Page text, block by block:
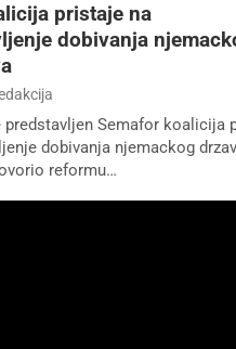
pristaje na
dobivanja
predstavljen Semafor koalicija
dobivanja njemackog
reformu…